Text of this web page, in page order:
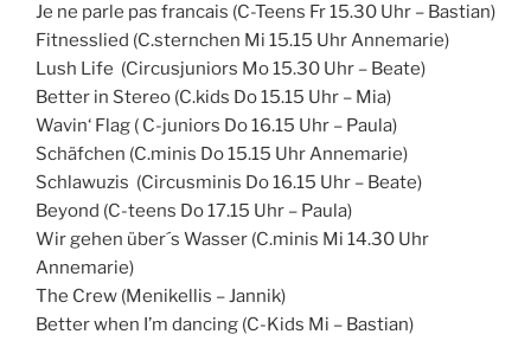
Je ne parle pas francais (C-Teens Fr 15.30 Uhr – Bastian)
Fitnesslied (C.sternchen Mi 15.15 Uhr Annemarie)
Lush Life (Circusjuniors Mo 15.30 Uhr – Beate)
Better in Stereo (C.kids Do 15.15 Uhr – Mia)
Wavin‘ Flag ( C-juniors Do 16.15 Uhr – Paula)
Schäfchen (C.minis Do 15.15 Uhr Annemarie)
Schlawuzis (Circusminis Do 16.15 Uhr – Beate)
Beyond (C-teens Do 17.15 Uhr – Paula)
Wir gehen über´s Wasser (C.minis Mi 14.30 Uhr
Annemarie)
The Crew (Menikellis – Jannik)
Better when I’m dancing (C-Kids Mi – Bastian)